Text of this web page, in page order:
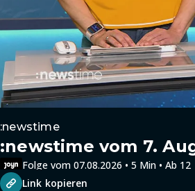
:newstime
:newstime vom 7.
Folge vom 07.08.2026 • 5 Min • Ab 12
Link kopieren